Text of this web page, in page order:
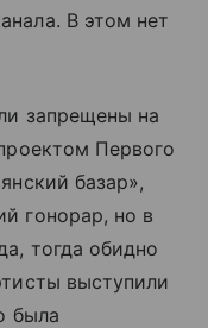
В этом нет
запрещены на
Первого
базар»,
гонорар, но в
тогда обидно
выступили
была